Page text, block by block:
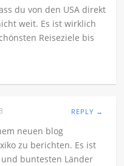
du von den USA direkt
weit. Es ist wirklich
Reiseziele bis
REPLY →
neuen blog
zu berichten. Es ist
buntesten Länder